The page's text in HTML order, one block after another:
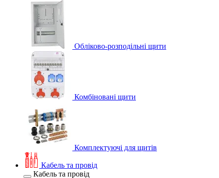
Обліково-розподільні щити
Комбіновані щити
Комплектуючі для щитів
Кабель та провід
Кабель та провід